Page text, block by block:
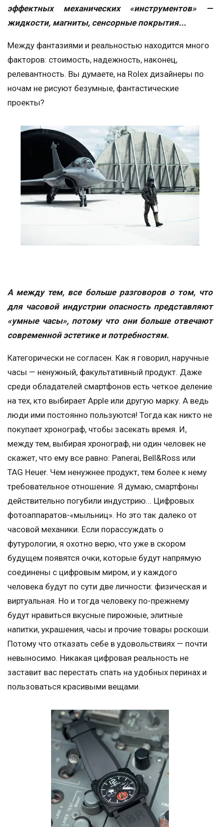
эффектных механических «инструментов» —
жидкости, магниты, сенсорные покрытия...
Между фантазиями и реальностью находится много
факторов: стоимость, надежность, наконец,
релевантность. Вы думаете, на Rolex дизайнеры по
ночам не рисуют безумные, фантастические
проекты?
А между тем, все больше разговоров о том, что
для часовой индустрии опасность представляют
«умные часы», потому что они больше отвечают
современной эстетике и потребностям.
Категорически не согласен. Как я говорил, наручные
часы — ненужный, факультативный продукт. Даже
среди обладателей смартфонов есть четкое деление
на тех, кто выбирает Apple или другую марку. А ведь
люди ими постоянно пользуются! Тогда как никто не
покупает хронограф, чтобы засекать время. И,
между тем, выбирая хронограф, ни один человек не
скажет, что ему все равно: Panerai, Bell&Ross или
TAG Heuer. Чем ненужнее продукт, тем более к нему
требовательное отношение. Я думаю, смартфоны
действительно погубили индустрию... Цифровых
фотоаппаратов-«мыльниц». Но это так далеко от
часовой механики. Если порассуждать о
футурологии, я охотно верю, что уже в скором
будущем появятся очки, которые будут напрямую
соединены с цифровым миром, и у каждого
человека будут по сути две личности: физическая и
виртуальная. Но и тогда человеку по-прежнему
будут нравиться вкусные пирожные, элитные
напитки, украшения, часы и прочие товары роскоши.
Потому что отказать себе в удовольствиях — почти
невыносимо. Никакая цифровая реальность не
заставит вас перестать спать на удобных перинах и
пользоваться красивыми вещами.